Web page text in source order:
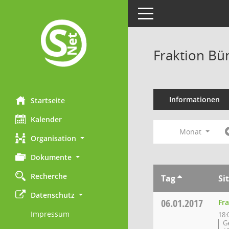
Startseite
Kalender
Organisation
Dokumente
Recherche
Datenschutz
Impressum
Toggle navigation
Fraktion
Informationen
Monat
Tag
06.01.2017